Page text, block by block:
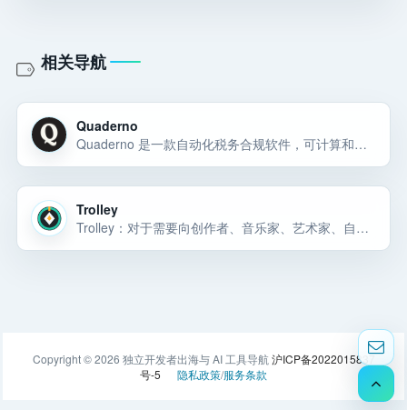
相关导航
Quaderno
Quaderno 是一款自动化税务合规软件，可计算和跟踪在线业务的销售税、增值税和商品及服务税。立即尝试无风险的 Quaderno。
Trolley
Trolley：对于需要向创作者、音乐家、艺术家、自由职业者或按需工人支付费用的企业来说，Trolley 是最好的支付平台。
Copyright © 2026 独立开发者出海与 AI 工具导航 沪ICP备2022015837
号-5
隐私政策/服务条款